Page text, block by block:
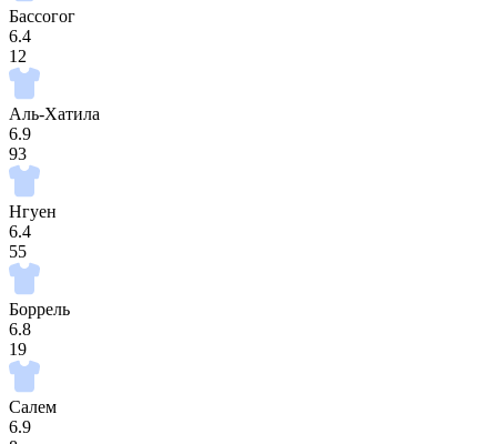
Бассогог
6.4
12
Аль-Хатила
6.9
93
Нгуен
6.4
55
Боррель
6.8
19
Салем
6.9